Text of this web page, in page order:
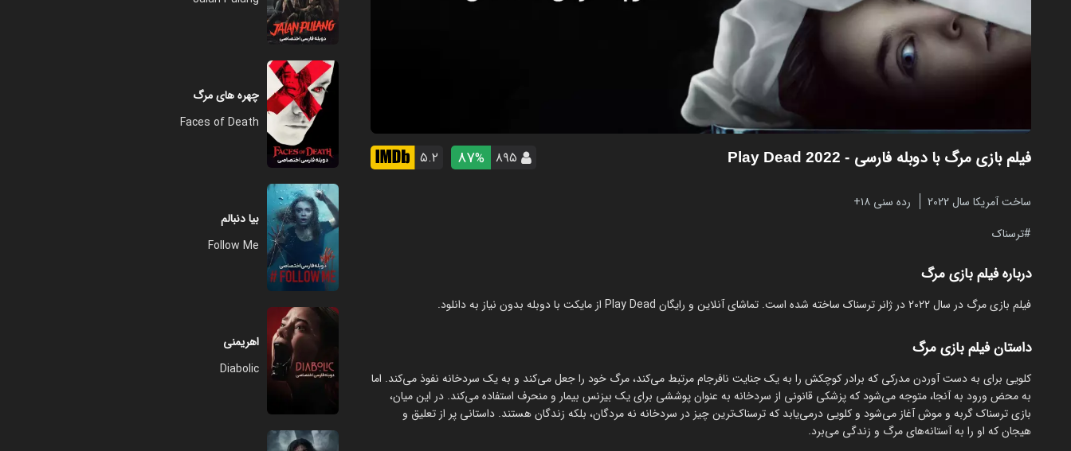
فیلم بازی مرگ با دوبله فارسی - Play Dead 2022 ۸۹۵ 87% ۵.۲
ساخت آمریکا سال 2022
رده سنی ۱۸+
ترسناک
درباره فیلم بازی مرگ
فیلم بازی مرگ در سال 2022 در ژانر ترسناک ساخته شده است. تماشای آنلاین و رایگان Play Dead از مایکت با دوبله بدون نیاز به دانلود.
داستان فیلم بازی مرگ
کلویی برای به دست آوردن مدرکی که برادر کوچکش را به یک جنایت نافرجام مرتبط می‌کند، مرگ خود را جعل می‌کند و به یک سردخانه نفوذ می‌کند. اما
به محض ورود به آنجا، متوجه می‌شود که پزشکی قانونی از سردخانه به عنوان پوششی برای یک بیزنس بیمار و منحرف استفاده می‌کند. در این میان،
بازی ترسناک گربه و موش آغاز می‌شود و کلویی درمی‌یابد که ترسناک‌ترین چیز در سردخانه نه مردگان، بلکه زندگان هستند. داستانی پر از تعلیق و
هیجان که او را به آستانه‌های مرگ و زندگی می‌برد.
چهره های مرگ
Faces of Death
بیا دنبالم
Follow Me
اهریمنی
Diabolic